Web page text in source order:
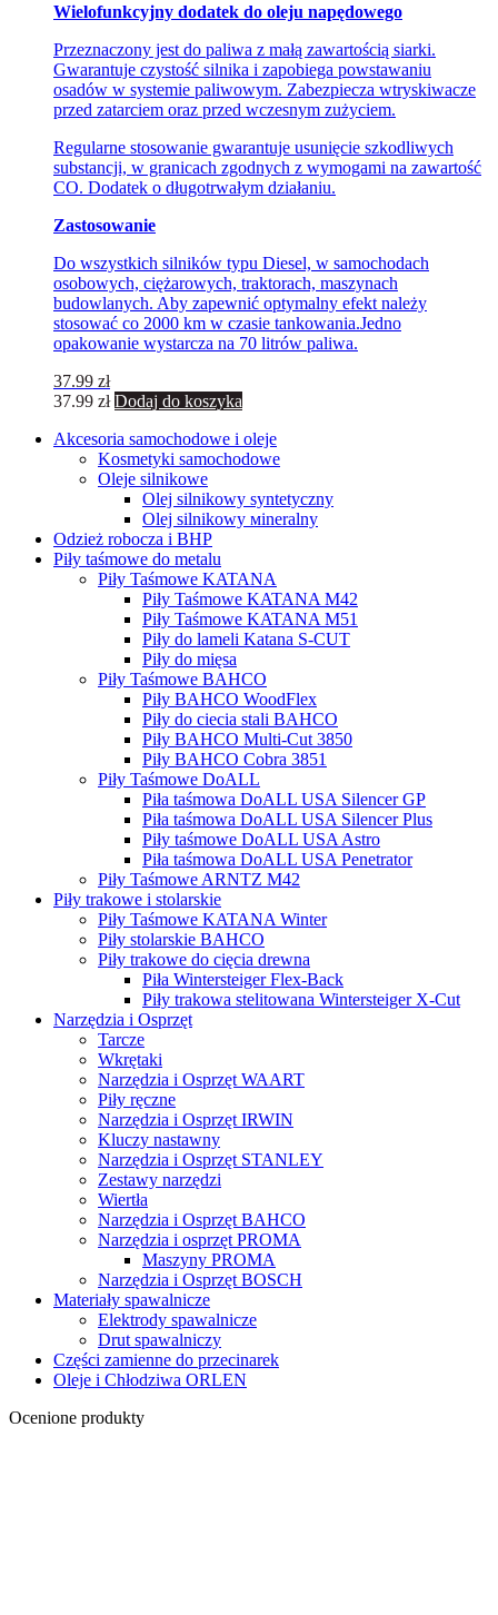
Wielofunkcyjny dodatek do oleju napędowego
Przeznaczony jest do paliwa z małą zawartością siarki.
Gwarantuje czystość silnika i zapobiega powstawaniu
osadów w systemie paliwowym. Zabezpiecza wtryskiwacze
przed zatarciem oraz przed wczesnym zużyciem.
Regularne stosowanie gwarantuje usunięcie szkodliwych
substancji, w granicach zgodnych z wymogami na zawartość
CO. Dodatek o długotrwałym działaniu.
Zastosowanie
Do wszystkich silników typu Diesel, w samochodach
osobowych, ciężarowych, traktorach, maszynach
budowlanych. Aby zapewnić optymalny efekt należy
stosować co 2000 km w czasie tankowania.Jedno
opakowanie wystarcza na 70 litrów paliwa.
37.99 zł
37.99 zł Dodaj do koszyka
Akcesoria samochodowe i oleje
Kosmetyki samochodowe
Oleje silnikowe
Olej silnikowy syntetyczny
Оlej silnikowy мineralny
Odzież robocza i BHP
Piły taśmowe do metalu
Piły Taśmowe KATANA
Piły Taśmowe KATANA M42
Piły Taśmowe KATANA M51
Piły do lameli Katana S-CUT
Piły do mięsa
Piły Taśmowe BAHCO
Piły BAHCO WoodFlex
Piły do ciecia stali BAHCO
Piły BAHCO Multi-Cut 3850
Piły BAHCO Cobra 3851
Piły Taśmowe DoALL
Piła taśmowa DoALL USA Silencer GP
Piła taśmowa DoALL USA Silencer Plus
Piły taśmowe DoALL USA Astro
Piła taśmowa DoALL USA Penetrator
Piły Taśmowe ARNTZ M42
Piły trakowe i stolarskie
Piły Taśmowe KATANA Winter
Piły stolarskie BAHCO
Piły trakowe do cięcia drewna
Piła Wintersteiger Flex-Back
Piły trakowa stelitowana Wintersteiger X-Cut
Narzędzia i Osprzęt
Tarcze
Wkrętaki
Narzędzia i Osprzęt WAART
Piły ręczne
Narzędzia i Osprzęt IRWIN
Kluczy nastawny
Narzędzia i Osprzęt STANLEY
Zestawy narzędzi
Wiertła
Narzędzia i Osprzęt BAHCO
Narzędzia i osprzęt PROMA
Maszyny PROMA
Narzędzia i Osprzęt BOSCH
Materiały spawalnicze
Elektrody spawalnicze
Drut spawalniczy
Części zamienne do przecinarek
Oleje i Chłodziwa ORLEN
Ocenione produkty